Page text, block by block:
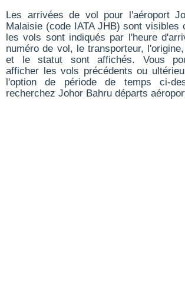
Les arrivées de vol pour l'aéroport
Malaisie (code IATA JHB) sont visibles
les vols sont indiqués par l'heure
numéro de vol, le transporteur,
et le statut sont affichés. Vous
afficher les vols précédents ou
l'option de période de temps ci-
recherchez Johor Bahru départs